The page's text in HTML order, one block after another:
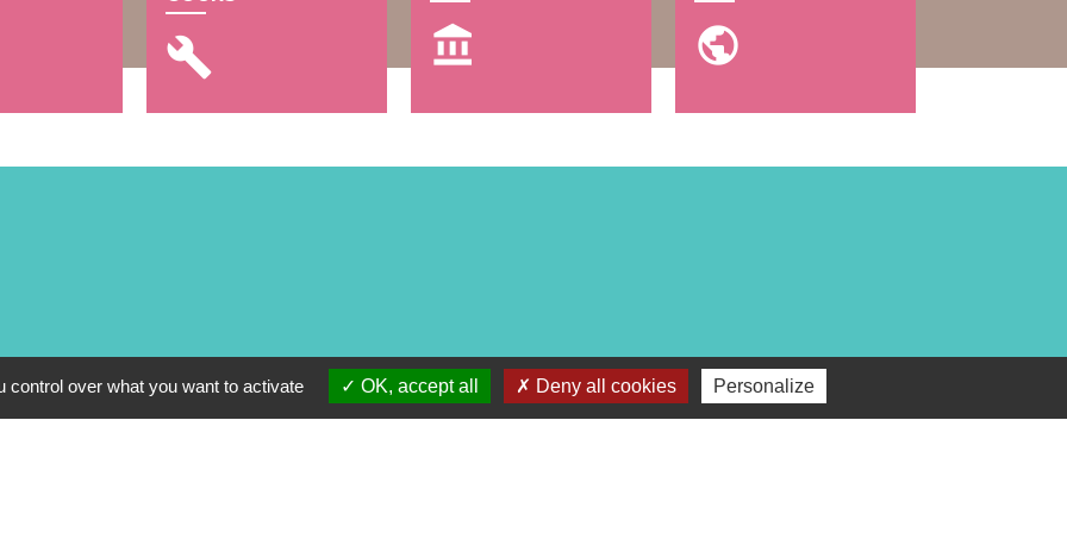
build account_balance public
over what you want to activate OK, accept all Deny all cookies Personalize